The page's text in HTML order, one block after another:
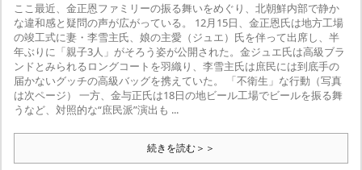
ここ最近、金正恩ファミリーの振る舞いをめぐり、北朝鮮内部で静か
な違和感と疑問の声が広がっている。 12月15日、金正恩氏は地方工場
の竣工式に妻・李雪主氏、娘の主愛（ジュエ）氏を伴って出席し、半
年ぶりに「親子3人」がそろう姿が公開された。金ジュエ氏は高級ブラ
ンドとみられるロングコートを羽織り、李雪主氏は庶民には到底手の
届かないグッチの高級バッグを携えていた。 「不衛生」な行動（写真
は次ページ） 一方、金与正氏は18日の地ビール工場でビールを振る舞
うなど、対照的な“庶民派”演出も ...
続きを読む＞＞